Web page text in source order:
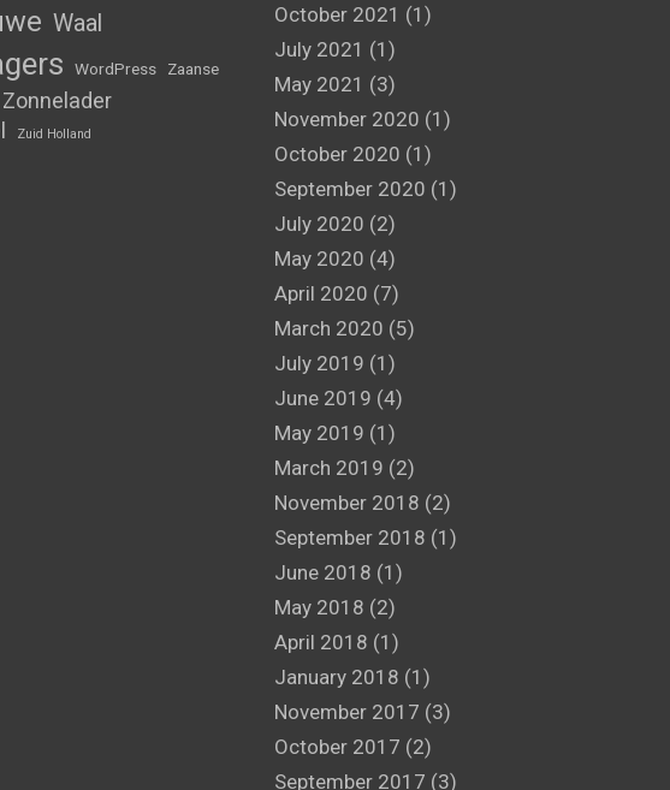
Waal
WordPress
Zaanse
Zonnelader
Zuid Holland
October 2021 (1)
July 2021 (1)
May 2021 (3)
November 2020 (1)
October 2020 (1)
September 2020 (1)
July 2020 (2)
May 2020 (4)
April 2020 (7)
March 2020 (5)
July 2019 (1)
June 2019 (4)
May 2019 (1)
March 2019 (2)
November 2018 (2)
September 2018 (1)
June 2018 (1)
May 2018 (2)
April 2018 (1)
January 2018 (1)
November 2017 (3)
October 2017 (2)
September 2017 (3)